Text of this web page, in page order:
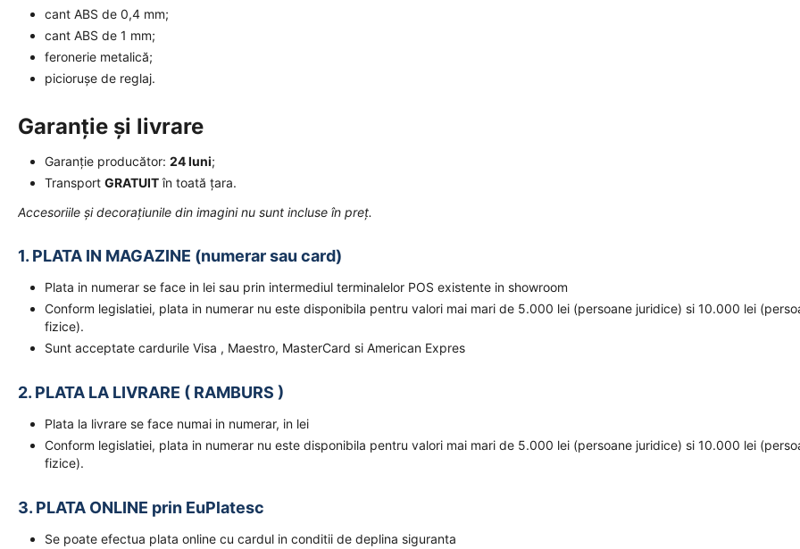
cant ABS de 0,4 mm;
cant ABS de 1 mm;
feronerie metalică;
piciorușe de reglaj.
Garanție și livrare
Garanție producător: 24 luni;
Transport GRATUITîn toată țara.
Accesoriile și decorațiunile din imagini nu sunt incluse în preț.
1. PLATA IN MAGAZINE (numerar sau card)
Plata in numerar se face in lei sau prin intermediul terminalelor POS existente in showroom
Conform legislatiei, plata in numerar nu este disponibila pentru valori mai mari de 5.000 lei (persoane juridice) si 10.000 lei
fizice).
Sunt acceptate cardurile Visa , Maestro, MasterCard si American Expres
2. PLATA LA LIVRARE ( RAMBURS )
Plata la livrare se face numai in numerar, in lei
Conform legislatiei, plata in numerar nu este disponibila pentru valori mai mari de 5.000 lei (persoane juridice) si 10.000 lei
fizice).
3. PLATA ONLINE prin EuPlatesc
Se poate efectua plata online cu cardul in conditii de deplina siguranta